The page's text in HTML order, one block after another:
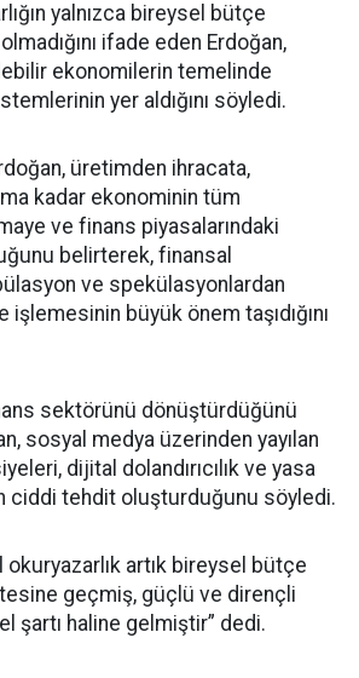
yalnızca bireysel bütçe
ifade eden Erdoğan,
ekonomilerin temelinde
yer aldığını söyledi.
üretimden ihracata,
kadar ekonominin tüm
ve finans piyasalarındaki
belirterek, finansal
ve spekülasyonlardan
işlemesinin büyük önem taşıdığını
sektörünü dönüştürdüğünü
sosyal medya üzerinden yayılan
dijital dolandırıcılık ve yasa
ciddi tehdit oluşturduğunu söyledi.
okuryazarlık artık bireysel bütçe
geçmiş, güçlü ve dirençli
şartı haline gelmiştir” dedi.